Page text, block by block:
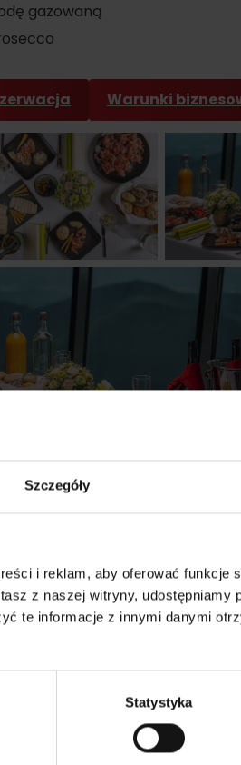
Szczegóły
i reklam, aby oferować funkcje
z naszej witryny, udostępniamy
te informacje z innymi danymi
Statystyka
w
Ratownictwo
ubezpieczeniowe
gazowaną
Warunki
Atrakcje i